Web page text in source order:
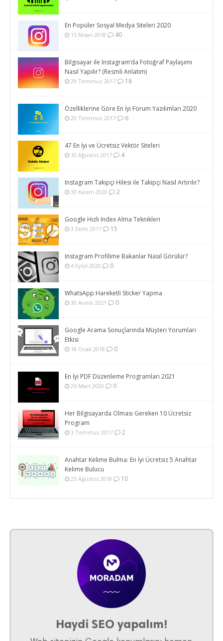
En Popüler Sosyal Medya Siteleri 2020
15 Nisan 2018 40
Bilgisayar ile Instagram’da Fotoğraf Paylaşımı
Nasıl Yapılır? (Resmli Anlatım)
29 Temmuz 2017 18
Özelliklerine Göre En İyi Forum Yazılımları 2020
20 Temmuz 2017 6
47 En İyi ve Ücretsiz Vektör Siteleri
10 Ağustos 2017 4
Instagram Takipçi Hilesi ile Takipçi Nasıl Artırılır?
30 Kasım 2020 2
Google Hızlı Index Alma Teknikleri
3 Ekim 2017 15
Instagram Profilime Bakanlar Nasıl Görülür?
4 Eylül 2020 0
WhatsApp Hareketli Sticker Yapma
30 Aralık 2021 0
Google Arama Sonuçlarında Müşteri Yorumları
Etkisi
18 Ocak 2018 0
En İyi PDF Düzenleme Programları 2021
26 Mart 2020 0
Her Bilgisayarda Olması Gereken 10 Ücretsiz
Program
3 Temmuz 2017 2
Anahtar Kelime Bulma: En İyi Ücretsiz 5 Anahtar
Kelime Bulucu
23 Ağustos 2018 10
Haydi SEO yapalım!